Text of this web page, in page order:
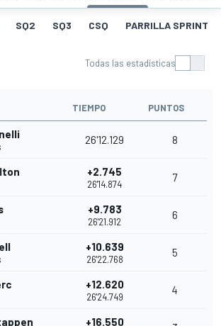
SQ2 SQ3 CSQ PARRILLA SPRINT
Todas las estadísticas
TIEMPO PUNTOS
26'12.129 8
+2.745
26'14.874
7
+9.783
26'21.912
6
+10.639
26'22.768
5
+12.620
26'24.749
4
+16.550